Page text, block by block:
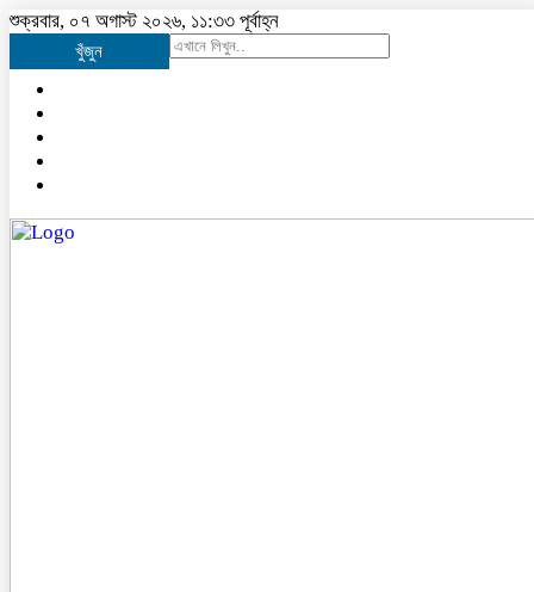
শুক্রবার, ০৭ অগাস্ট ২০২৬, ১১:৩৩ পূর্বাহ্ন
খুঁজুন